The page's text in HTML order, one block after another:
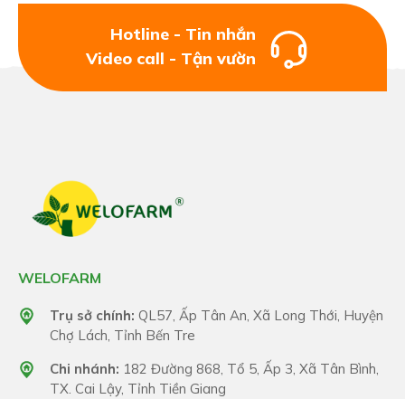
Hotline - Tin nhắn
Video call - Tận vườn
WELOFARM
Trụ sở chính: QL57, Ấp Tân An, Xã Long Thới, Huyện
Chợ Lách, Tỉnh Bến Tre
Chi nhánh: 182 Đường 868, Tổ 5, Ấp 3, Xã Tân Bình,
TX. Cai Lậy, Tỉnh Tiền Giang